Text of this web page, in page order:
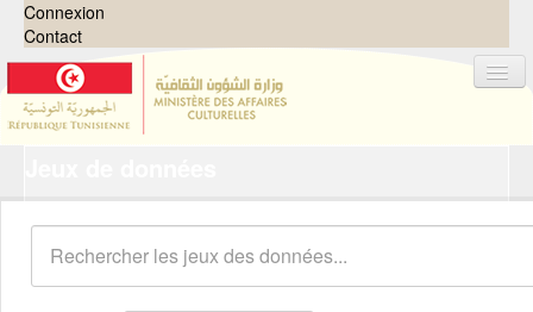
Connexion
Contact
Organisations
Groupes
Demandes 0